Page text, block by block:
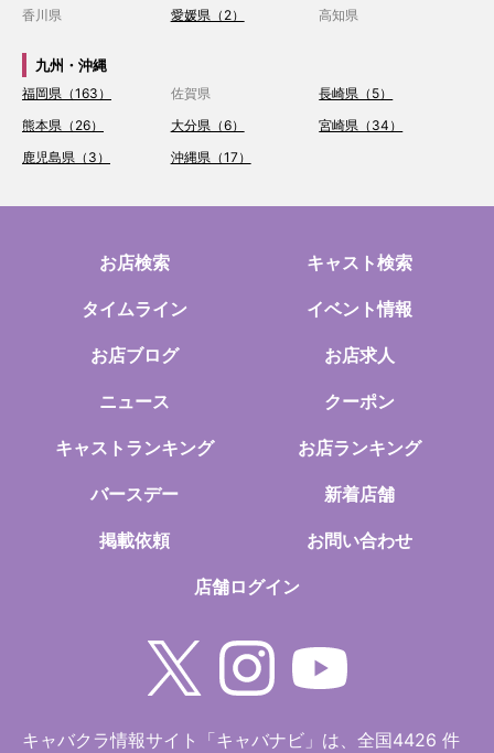
香川県
愛媛県（2） 高知県
九州・沖縄
福岡県（163） 佐賀県
長崎県（5）
熊本県（26）
大分県（6）
宮崎県（34）
鹿児島県（3）
沖縄県（17）
お店検索 キャスト検索
タイムライン イベント情報
お店ブログ お店求人
ニュース クーポン
キャストランキング お店ランキング
バースデー 新着店舗
掲載依頼 お問い合わせ
店舗ログイン
キャバクラ情報サイト「キャバナビ」は、全国4426 件